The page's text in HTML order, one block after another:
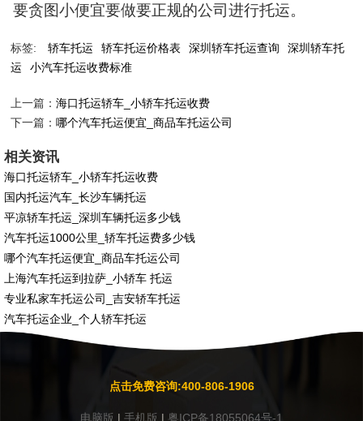
要贪图小便宜要做要正规的公司进行托运。
标签: 轿车托运 轿车托运价格表 深圳轿车托运查询
深圳轿车托
运
小汽车托运收费标准
上一篇：海口托运轿车_小轿车托运收费
下一篇：哪个汽车托运便宜_商品车托运公司
相关资讯
海口托运轿车_小轿车托运收费
国内托运汽车_长沙车辆托运
平凉轿车托运_深圳车辆托运多少钱
汽车托运1000公里_轿车托运费多少钱
哪个汽车托运便宜_商品车托运公司
上海汽车托运到拉萨_小轿车 托运
专业私家车托运公司_吉安轿车托运
汽车托运企业_个人轿车托运
点击免费咨询:400-806-1906
电脑版 | 手机版 | 粤ICP备18055064号-1